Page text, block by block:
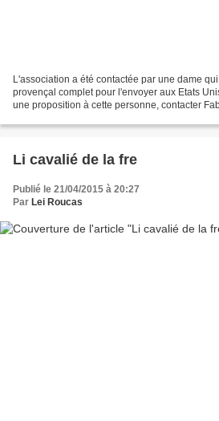
L'association a été contactée par une dame
provençal complet pour l'envoyer aux Etats
une proposition à cette personne, contacter
Li cavalié de la fre
Publié le 21/04/2015 à 20:27
Par Lei Roucas